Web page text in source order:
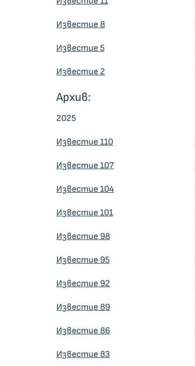
Известие 8
Известие 5
Известие 2
Архив:
2025
Известие 110
Известие 107
Известие 104
Известие 101
Известие 98
Известие 95
Известие 92
Известие 89
Известие 86
Известие 83